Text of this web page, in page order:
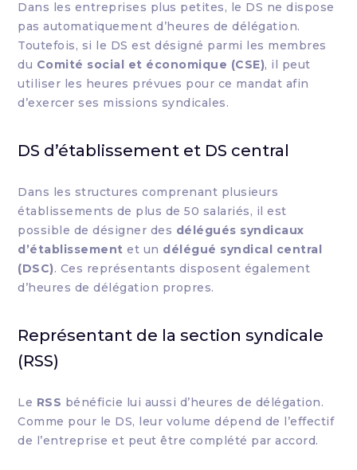
Dans les entreprises plus petites, le DS ne dispose
pas automatiquement d’heures de délégation.
Toutefois, si le DS est désigné parmi les membres
du Comité social et économique (CSE), il peut
utiliser les heures prévues pour ce mandat afin
d’exercer ses missions syndicales.
DS d’établissement et DS central
Dans les structures comprenant plusieurs
établissements de plus de 50 salariés, il est
possible de désigner des délégués syndicaux
d’établissement et un délégué syndical central
(DSC). Ces représentants disposent également
d’heures de délégation propres.
Représentant de la section syndicale
(RSS)
Le RSS bénéficie lui aussi d’heures de délégation.
Comme pour le DS, leur volume dépend de l’effectif
de l’entreprise et peut être complété par accord.